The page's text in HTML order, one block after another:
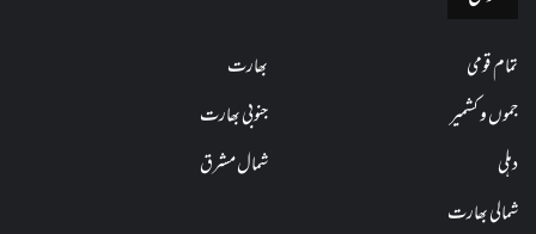
تمام قومی
بھارت
جموں و کشمیر
جنوبی بھارت
دہلی
شمال مشرق
شمالی بھارت